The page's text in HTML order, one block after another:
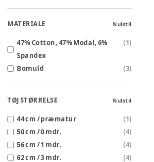
MATERIALE Nulstil
47% Cotton, 47% Modal, 6%
Spandex
(1)
Bomuld (3)
TØJ STØRRELSE Nulstil
44 cm / præmatur (1)
50 cm / 0 mdr.
(4)
56 cm / 1 mdr.
(4)
62 cm / 3 mdr.
(4)